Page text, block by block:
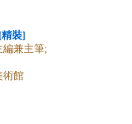
裝]
編兼主筆;
術館